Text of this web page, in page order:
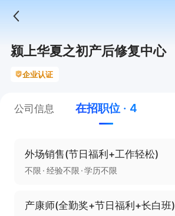
颍上华夏之初产后修复中心
企业认证
公司信息 在招职位 · 4
外场销售(节日福利+工作轻松)
不限 经验不限 学历不限
产康师(全勤奖+节日福利+长白班)